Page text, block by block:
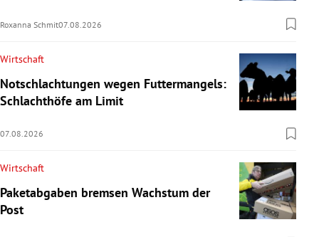
Roxanna Schmit07.08.2026
Wirtschaft
Notschlachtungen wegen Futtermangels:
Schlachthöfe am Limit
07.08.2026
Wirtschaft
Paketabgaben bremsen Wachstum der
Post